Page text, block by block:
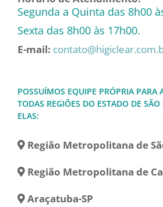
Segunda a Quinta das 8h00
Sexta das 8h00 às 17h00.
E-mail:
POSSUÍMOS EQUIPE PRÓPRIA PARA
TODAS REGIÕES DO ESTADO DE
ELAS:
Região Metropolitana de
Região Metropolitana de
Araçatuba-SP